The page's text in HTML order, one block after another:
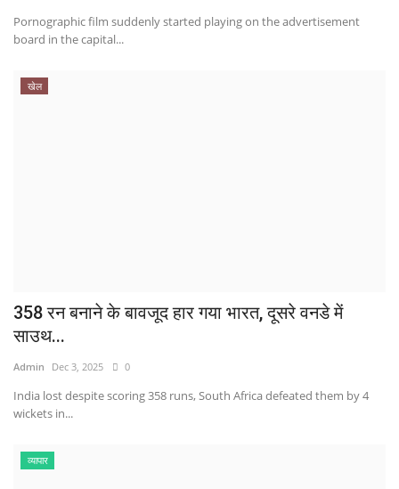
Pornographic film suddenly started playing on the advertisement
board in the capital...
खेल
358 रन बनाने के बावजूद हार गया भारत, दूसरे वनडे में
साउथ...
Admin Dec 3, 2025 0
India lost despite scoring 358 runs, South Africa defeated them by 4
wickets in...
व्यापार